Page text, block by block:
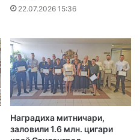
22.07.2026 15:36
Наградиха митничари,
заловили 1.6 млн. цигари